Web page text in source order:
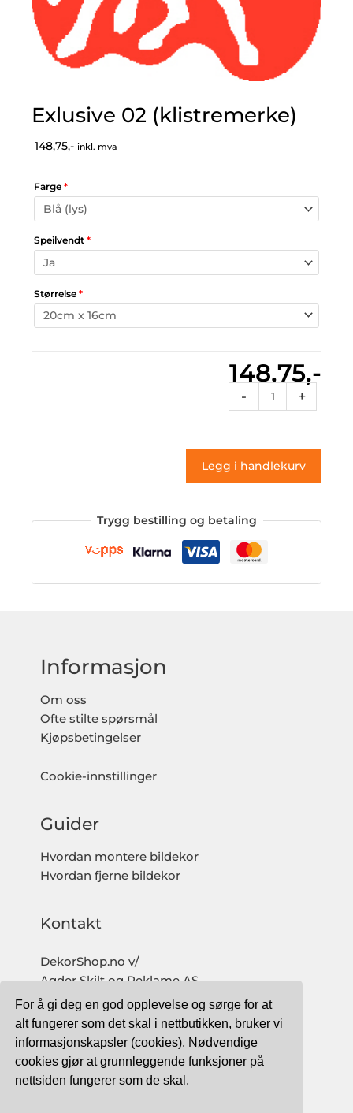
For å gi deg en god opplevelse og sørge for at
alt fungerer som det skal i nettbutikken, bruker vi
informasjonskapsler (cookies). Nødvendige
cookies gjør at grunnleggende funksjoner på
nettsiden fungerer som de skal.
Exlusive 02 (klistremerke)
148,75,- inkl. mva
Farge *
Speilvendt *
Størrelse *
148,75,-
-
Exlusive
02
antall
+
Legg i handlekurv
Trygg bestilling og betaling
Informasjon
Om oss
Ofte stilte spørsmål
Kjøpsbetingelser
Cookie-innstillinger
Guider
Hvordan montere bildekor
Hvordan fjerne bildekor
Kontakt
DekorShop.no v/
Agder Skilt og Reklame AS
Org. nr: 997 633 016 MVA
salg@dekorshop.no
Tlf: 959 32 123
09.00 - 16.00